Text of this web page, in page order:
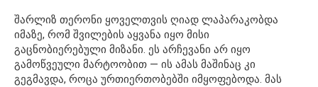
შარლიზ თერონი ყოველთვის ღიად ლაპარაკობდა
იმაზე, რომ შვილების აყვანა იყო მისი
გაცნობიერებული მიზანი. ეს არჩევანი არ იყო
გამოწვეული მარტოობით — ის ამას მაშინაც კი
გეგმავდა, როცა ურთიერთობებში იმყოფებოდა. მას